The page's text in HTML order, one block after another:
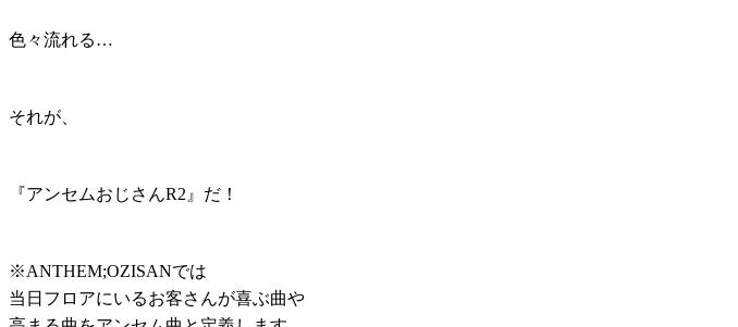
色々流れる…
それが、
『アンセムおじさんR2』だ！
※ANTHEM;OZISANでは
当日フロアにいるお客さんが喜ぶ曲や